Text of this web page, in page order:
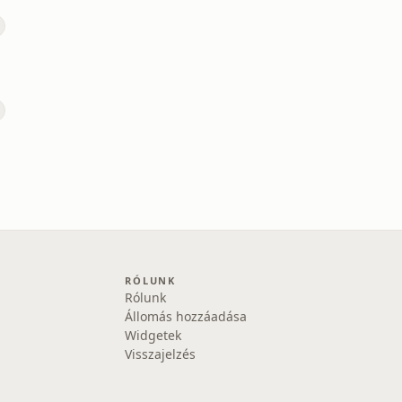
RÓLUNK
Rólunk
Állomás hozzáadása
Widgetek
Visszajelzés